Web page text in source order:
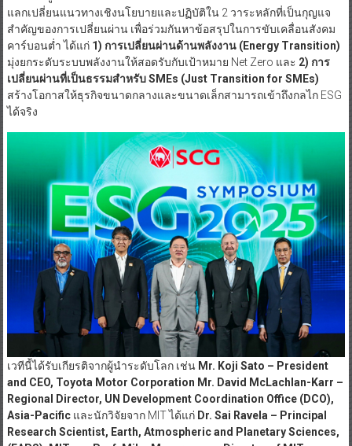
แลกเปลี่ยนแนวทางเชิงนโยบายและปฏิบัติใน 2 วาระหลักที่เป็นกุญแจ
สำคัญของการเปลี่ยนผ่าน เพื่อร่วมกันหาข้อสรุปในการขับเคลื่อนสังคม
คาร์บอนต่ำ ได้แก่ 1) การเปลี่ยนผ่านด้านพลังงาน (Energy Transition)
มุ่งยกระดับระบบพลังงานให้สอดรับกับเป้าหมาย Net Zero และ 2) การ
เปลี่ยนผ่านที่เป็นธรรมสำหรับSMEs (Just Transition for SMEs)
สร้างโอกาสให้ธุรกิจขนาดกลางและขนาดเล็กสามารถเข้าถึงกลไก ESG
ได้จริง
เวทีนี้ได้รับเกียรติจากผู้นำระดับโลก เช่น Mr. Koji Sato – President
and CEO, Toyota Motor Corporation Mr. David McLachlan-Karr –
Regional Director, UN Development Coordination Office (DCO),
Asia-Pacific และนักวิจัยจาก MIT ได้แก่ Dr. Sai Ravela – Principal
Research Scientist, Earth, Atmospheric and Planetary Sciences,